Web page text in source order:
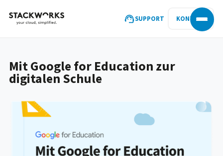
SUPPORT KONTAKT
Mit Google for Education zur
digitalen Schule